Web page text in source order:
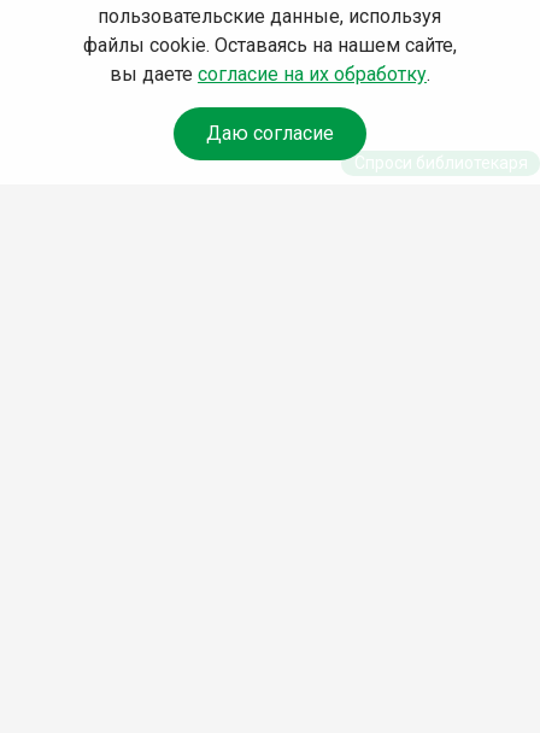
пользовательские данные, используя
файлы cookie. Оставаясь на нашем сайте,
вы даете согласие на их обработку.
Даю согласие
Спроси библиотекаря